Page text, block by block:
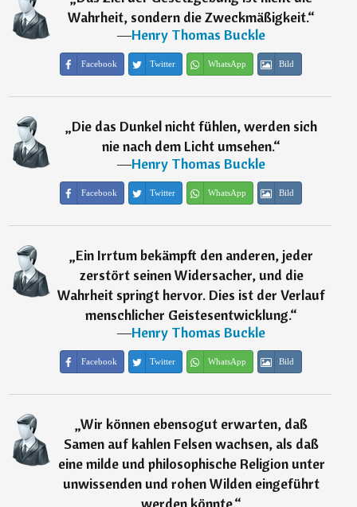
Wahrheit, sondern die Zweckmäßigkeit.“
―Henry Thomas Buckle
Facebook Twitter WhatsApp Bild
„Die das Dunkel nicht fühlen, werden sich
nie nach dem Licht umsehen.“
―Henry Thomas Buckle
Facebook Twitter WhatsApp Bild
„Ein Irrtum bekämpft den anderen, jeder
zerstört seinen Widersacher, und die
Wahrheit springt hervor. Dies ist der Verlauf
menschlicher Geistesentwicklung.“
―Henry Thomas Buckle
Facebook Twitter WhatsApp Bild
„Wir können ebensogut erwarten, daß
Samen auf kahlen Felsen wachsen, als daß
eine milde und philosophische Religion unter
unwissenden und rohen Wilden eingeführt